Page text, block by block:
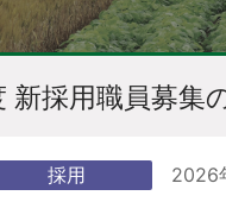
新採用職員募集
2026
採用